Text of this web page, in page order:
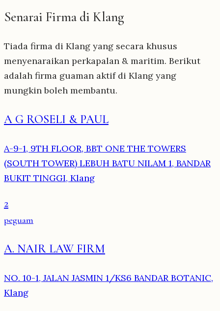
Senarai Firma di Klang
Tiada firma di Klang yang secara khusus
menyenaraikan perkapalan & maritim. Berikut
adalah firma guaman aktif di Klang yang
mungkin boleh membantu.
A G ROSELI & PAUL
A-9-1, 9TH FLOOR, BBT ONE THE TOWERS
(SOUTH TOWER) LEBUH BATU NILAM 1, BANDAR
BUKIT TINGGI, Klang
2
peguam
A. NAIR LAW FIRM
NO. 10-1, JALAN JASMIN 1/KS6 BANDAR BOTANIC,
Klang